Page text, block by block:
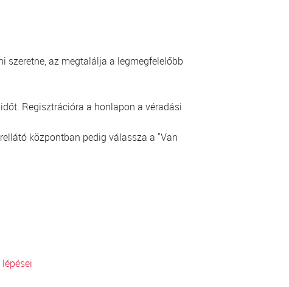
szeretne, az megtalálja a legmegfelelőbb
Regisztrációra a honlapon a véradási
központban pedig válassza a "Van